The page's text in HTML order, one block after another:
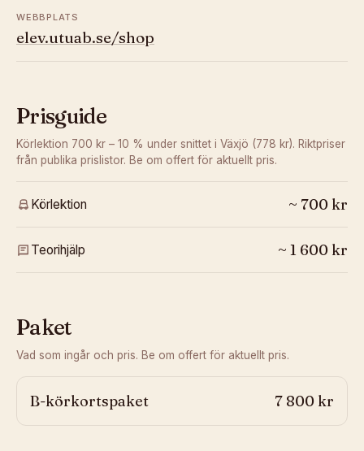
WEBBPLATS
elev.utuab.se/shop
Prisguide
Körlektion 700 kr – 10 % under snittet i Växjö (778 kr). Riktpriser
från publika prislistor. Be om offert för aktuellt pris.
Körlektion ~ 700 kr
Teorihjälp ~ 1 600 kr
Paket
Vad som ingår och pris. Be om offert för aktuellt pris.
B-körkortspaket 7 800 kr